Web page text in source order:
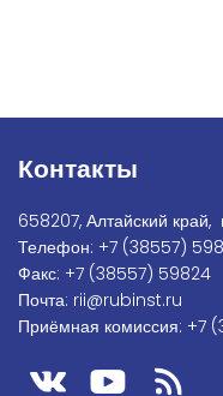
Контакты
658207, Алтайский край,
Телефон: +7 (38557)
Факс: +7 (38557) 59824
Почта: rii@rubinst.ru
Приёмная комиссия: +7